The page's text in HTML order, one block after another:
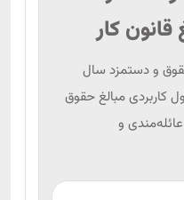
(درسام)
و دستمزد سال
کاربردی مبالغ حقوق
عائله‌مندی و